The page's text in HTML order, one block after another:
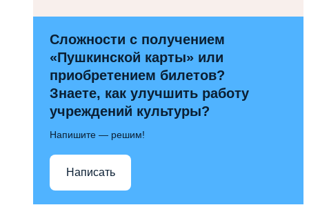
Сложности с получением
«Пушкинской карты» или
приобретением билетов?
Знаете, как улучшить работу
учреждений культуры?
Напишите — решим!
Написать